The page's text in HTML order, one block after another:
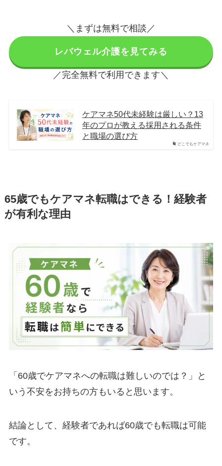
＼まずは無料で相談／
レバウェル介護を見てみる
／完全無料で利用できます＼
どこでもケアマネ
ケアマネ50代未経験は厳しい？13
年のプロが教える採用される条件
と職場の選び方
65歳でもケアマネ転職はできる！経験者
が有利な理由
「60歳でケアマネへの転職は難しいのでは？」と
いう不安をお持ちの方もいると思います。
結論として、経験者であれば60歳でも転職は可能
です。